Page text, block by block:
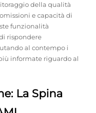
della qualità
e capacità di
funzionalità
rispondere
al contempo i
informate riguardo al
La Spina